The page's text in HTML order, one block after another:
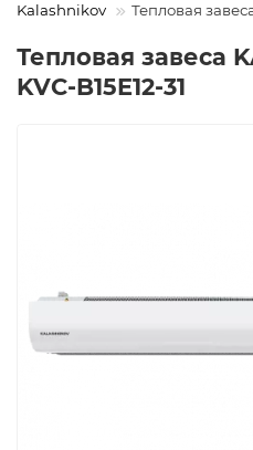
Kalashnikov Тепловая
Тепловая завеса
KVС-B15E12-31